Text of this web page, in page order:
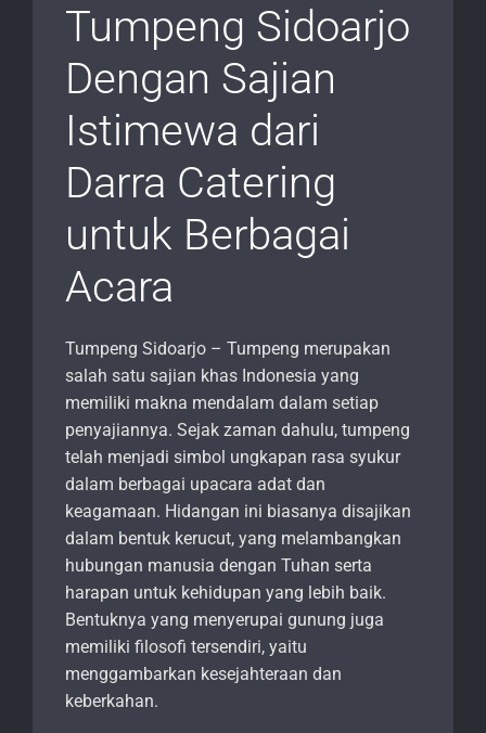
Tumpeng Sidoarjo
Dengan Sajian
Istimewa dari
Darra Catering
untuk Berbagai
Acara
Tumpeng Sidoarjo – Tumpeng merupakan
salah satu sajian khas Indonesia yang
memiliki makna mendalam dalam setiap
penyajiannya. Sejak zaman dahulu, tumpeng
telah menjadi simbol ungkapan rasa syukur
dalam berbagai upacara adat dan
keagamaan. Hidangan ini biasanya disajikan
dalam bentuk kerucut, yang melambangkan
hubungan manusia dengan Tuhan serta
harapan untuk kehidupan yang lebih baik.
Bentuknya yang menyerupai gunung juga
memiliki filosofi tersendiri, yaitu
menggambarkan kesejahteraan dan
keberkahan.